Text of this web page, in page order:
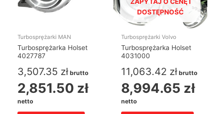
Turbosprężarki MAN
Turbosprężarka Holset
4027787
3,507.35 zł brutto
2,851.50 zł
netto
DOSTĘPNOŚĆ
Turbosprężarki Volvo
Turbosprężarka Holset
4031000
11,063.42 zł brutto
8,994.65 zł
netto